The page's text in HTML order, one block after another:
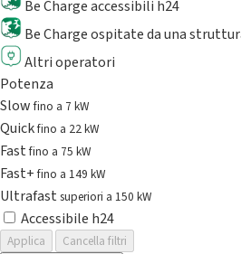
Be Charge accessibili h24
Be Charge ospitate da una
Altri operatori
Potenza
Slowfino a 7 kW
Quickfino a 22 kW
Fastfino a 75 kW
Fast+fino a 149 kW
Ultrafast superiori a 150 kW
Accessibile h24
Applica
Cancella filtri